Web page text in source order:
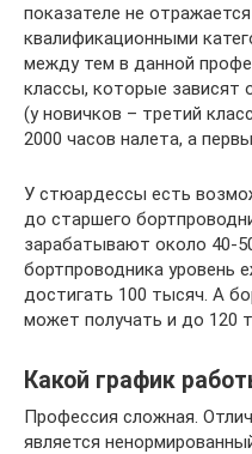
показателе не
квалификационными
между тем в данной
классы, которые зависят
(у новичков – третий
2000 часов налета, а
У стюардессы есть
до старшего
зарабатывают около 40-
бортпроводника уровень
достигать 100 тысяч. А
может получать и до 120
Какой график
Профессия сложная.
является